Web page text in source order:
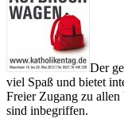
Der
viel Spaß und bietet
Freier Zugang zu allen
sind inbegriffen.